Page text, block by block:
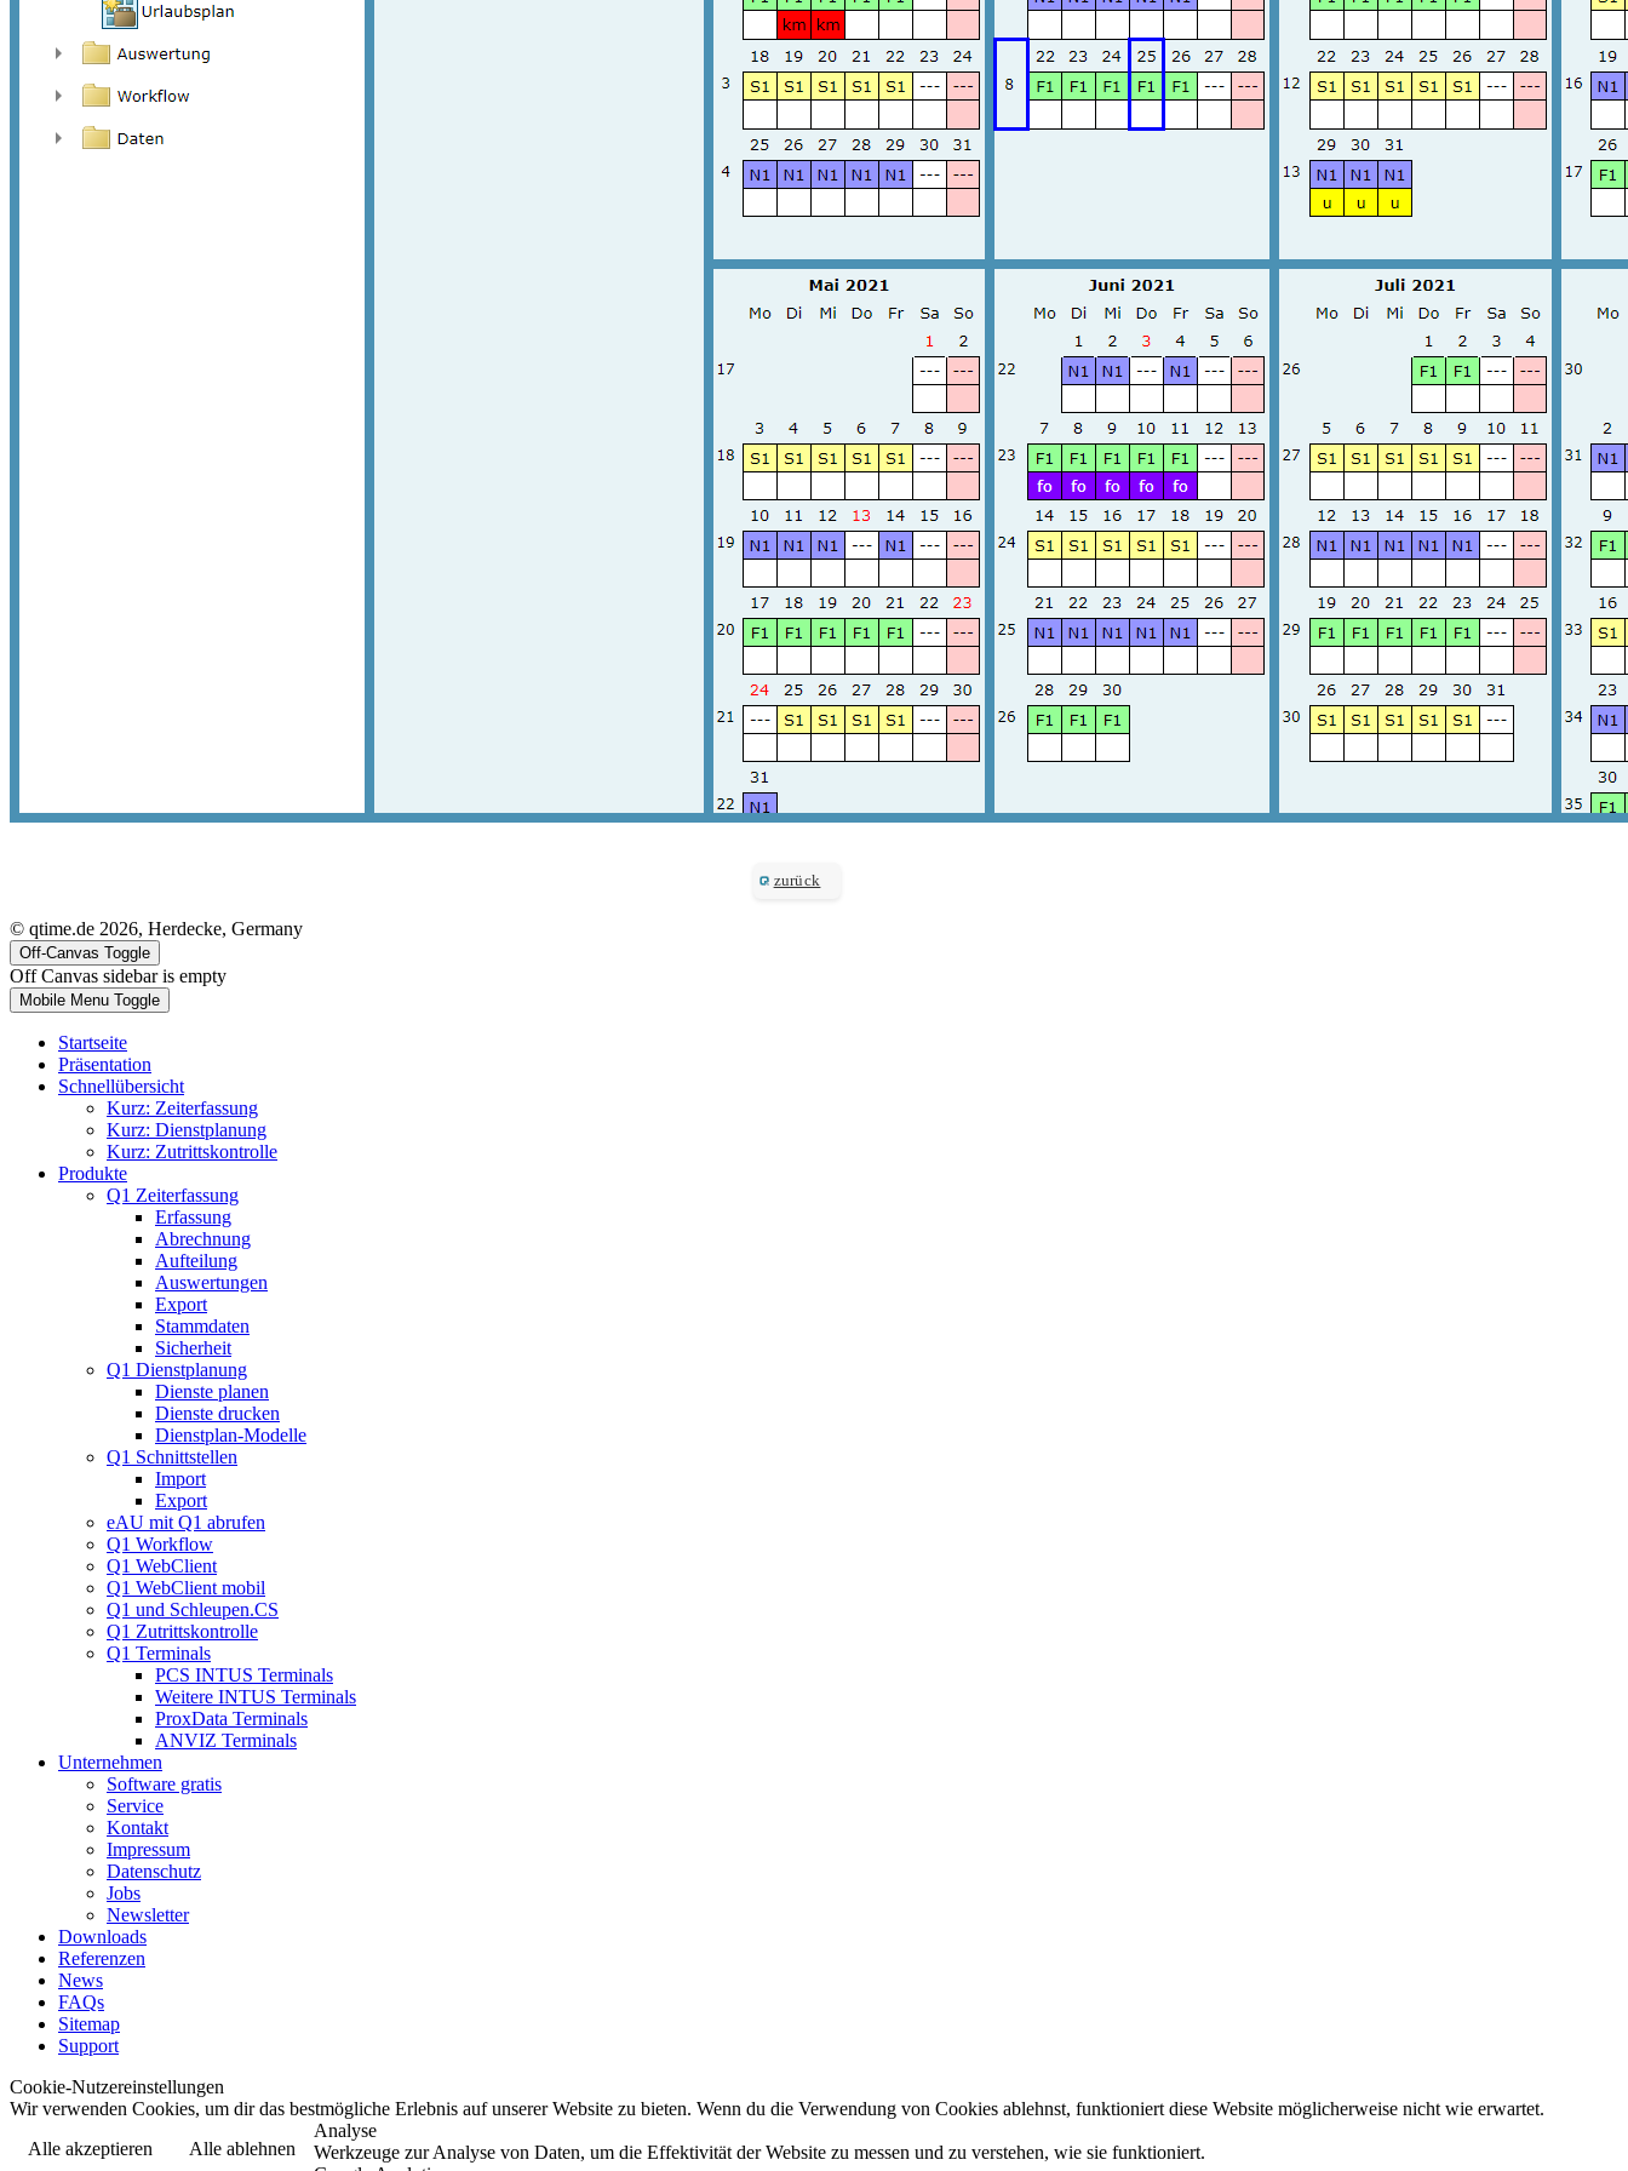
zurück
© qtime.de 2026, Herdecke, Germany
Off-Canvas Toggle
Off Canvas sidebar is empty
Mobile Menu Toggle
Startseite
Präsentation
Schnellübersicht
Kurz: Zeiterfassung
Kurz: Dienstplanung
Kurz: Zutrittskontrolle
Produkte
Q1 Zeiterfassung
Erfassung
Abrechnung
Aufteilung
Auswertungen
Export
Stammdaten
Sicherheit
Q1 Dienstplanung
Dienste planen
Dienste drucken
Dienstplan-Modelle
Q1 Schnittstellen
Import
Export
eAU mit Q1 abrufen
Q1 Workflow
Q1 WebClient
Q1 WebClient mobil
Q1 und Schleupen.CS
Q1 Zutrittskontrolle
Q1 Terminals
PCS INTUS Terminals
Weitere INTUS Terminals
ProxData Terminals
ANVIZ Terminals
Unternehmen
Software gratis
Service
Kontakt
Impressum
Datenschutz
Jobs
Newsletter
Downloads
Referenzen
News
FAQs
Sitemap
Support
Cookie-Nutzereinstellungen
Wir verwenden Cookies, um dir das bestmögliche Erlebnis auf unserer Website zu bieten. Wenn du die Verwendung von Cookies ablehnst, funktioniert diese Website möglicherweise nicht wie erwartet.
Alle akzeptieren
Alle ablehnen
Analyse
Werkzeuge zur Analyse von Daten, um die Effektivität der Website zu messen und zu verstehen, wie sie funktioniert.